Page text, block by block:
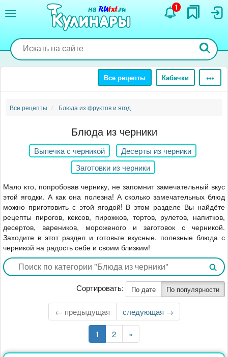
содержанию
1
Все рецепты Кабачки
Все рецепты Блюда из фруктов и ягод
Блюда из черники
Выпечка с черникой
Десерты из черники
Заготовки из черники
Мало кто, попробовав чернику, не запомнит замечательный вкус
этой ягодки. А как она полезна! А сколько замечательных блюд
можно приготовить с этой ягодой! В этом разделе Вы найдёте
рецепты пирогов, кексов, пирожков, тортов, рулетов, напитков,
десертов, вареников, мороженого и заготовок с черникой.
Заходите в этот раздел и готовьте вкусные, полезные блюда с
черникой на радость себе и своим близким!
Сортировать: По дате По популярности
← предыдущая
Следующая
страница
следующая →
Текущая
страница
1 Страница
2
Последняя
страница
»